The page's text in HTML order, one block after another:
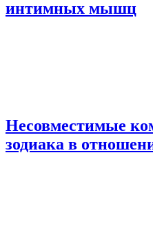
интимных мышц
Несовместимые
зодиака в